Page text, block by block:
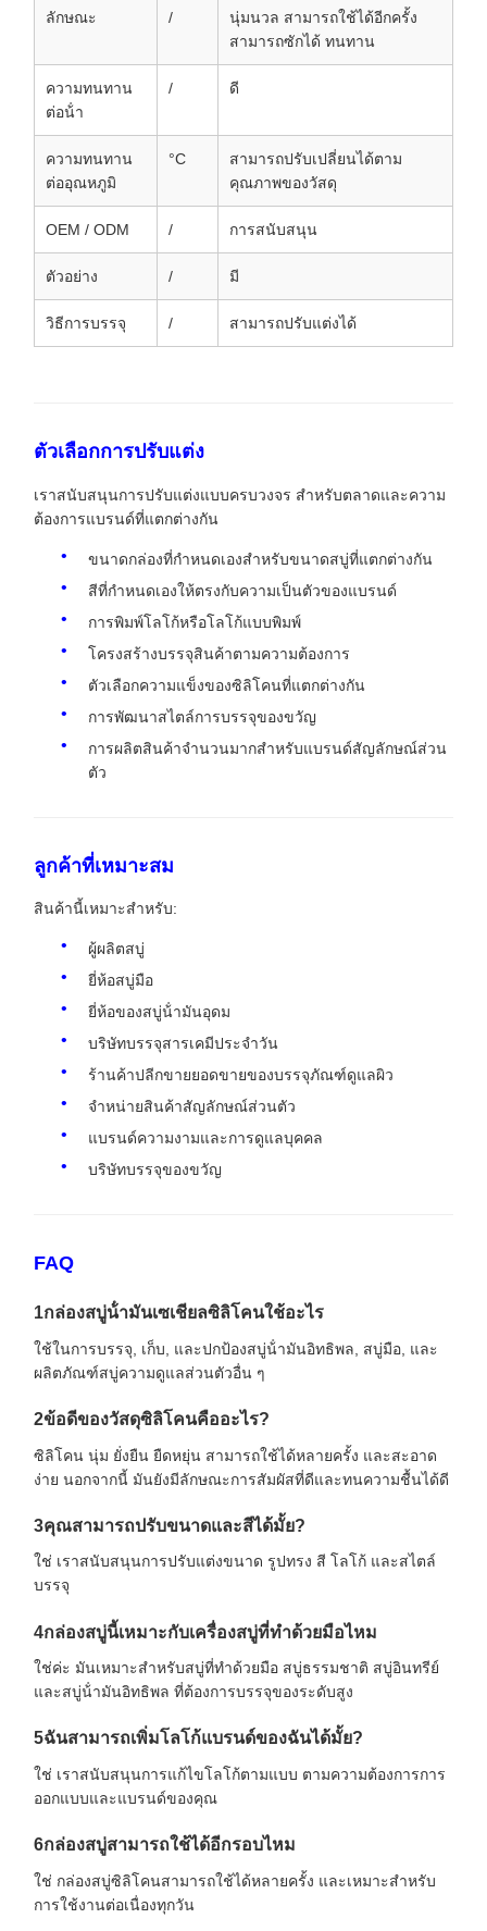
ลักษณะ /
นุ่มนวล สามารถใช้ได้อีกครั้ง
สามารถซักได้ ทนทาน
ความทนทาน
ต่อน้ํา
/ ดี
ความทนทาน
ต่ออุณหภูมิ
°C
สามารถปรับเปลี่ยนได้ตาม
คุณภาพของวัสดุ
OEM / ODM / การสนับสนุน
ตัวอย่าง / มี
วิธีการบรรจุ / สามารถปรับแต่งได้
ตัวเลือกการปรับแต่ง
เราสนับสนุนการปรับแต่งแบบครบวงจร สําหรับตลาดและความ
ต้องการแบรนด์ที่แตกต่างกัน
ขนาดกล่องที่กําหนดเองสําหรับขนาดสบู่ที่แตกต่างกัน
สีที่กําหนดเองให้ตรงกับความเป็นตัวของแบรนด์
การพิมพ์โลโก้หรือโลโก้แบบพิมพ์
โครงสร้างบรรจุสินค้าตามความต้องการ
ตัวเลือกความแข็งของซิลิโคนที่แตกต่างกัน
การพัฒนาสไตล์การบรรจุของขวัญ
การผลิตสินค้าจํานวนมากสําหรับแบรนด์สัญลักษณ์ส่วน
ตัว
ลูกค้าที่เหมาะสม
สินค้านี้เหมาะสําหรับ:
ผู้ผลิตสบู่
ยี่ห้อสบู่มือ
ยี่ห้อของสบู่น้ํามันอุดม
บริษัทบรรจุสารเคมีประจําวัน
ร้านค้าปลีกขายยอดขายของบรรจุภัณฑ์ดูแลผิว
จําหน่ายสินค้าสัญลักษณ์ส่วนตัว
แบรนด์ความงามและการดูแลบุคคล
บริษัทบรรจุของขวัญ
FAQ
1กล่องสบู่น้ํามันเซเชียลซิลิโคนใช้อะไร
ใช้ในการบรรจุ, เก็บ, และปกป้องสบู่น้ํามันอิทธิพล, สบู่มือ, และ
ผลิตภัณฑ์สบู่ความดูแลส่วนตัวอื่น ๆ
2ข้อดีของวัสดุซิลิโคนคืออะไร?
ซิลิโคน นุ่ม ยั่งยืน ยืดหยุ่น สามารถใช้ได้หลายครั้ง และสะอาด
ง่าย นอกจากนี้ มันยังมีลักษณะการสัมผัสที่ดีและทนความชื้นได้ดี
3คุณสามารถปรับขนาดและสีได้มั้ย?
ใช่ เราสนับสนุนการปรับแต่งขนาด รูปทรง สี โลโก้ และสไตล์
บรรจุ
4กล่องสบู่นี้เหมาะกับเครื่องสบู่ที่ทําด้วยมือไหม
ใช่ค่ะ มันเหมาะสําหรับสบู่ที่ทําด้วยมือ สบู่ธรรมชาติ สบู่อินทรีย์
และสบู่น้ํามันอิทธิพล ที่ต้องการบรรจุของระดับสูง
5ฉันสามารถเพิ่มโลโก้แบรนด์ของฉันได้มั้ย?
ใช่ เราสนับสนุนการแก้ไขโลโก้ตามแบบ ตามความต้องการการ
ออกแบบและแบรนด์ของคุณ
6กล่องสบู่สามารถใช้ได้อีกรอบไหม
ใช่ กล่องสบู่ซิลิโคนสามารถใช้ได้หลายครั้ง และเหมาะสําหรับ
การใช้งานต่อเนื่องทุกวัน